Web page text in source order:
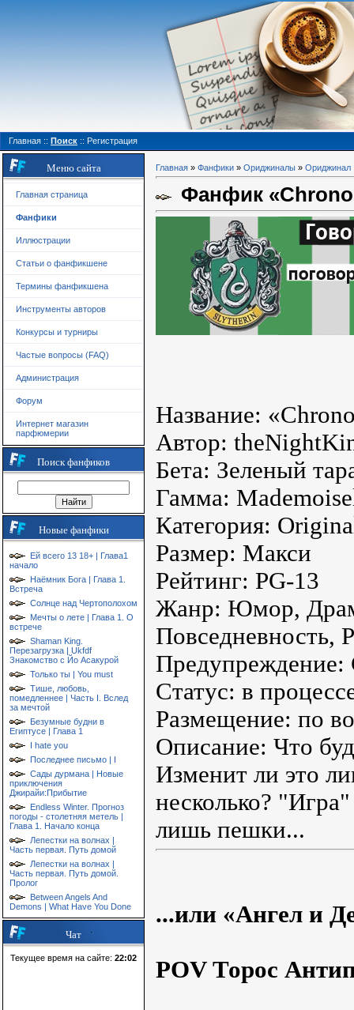
Главная :: Поиск :: Регистрация
Меню сайта
Главная страница
Фанфики
Иллюстрации
Статьи о фанфикшене
Термины фанфикшена
Инструменты авторов
Конкурсы и турниры
Частые вопросы (FAQ)
Администрация
Форум
Интернет магазин
парфюмерии
Поиск фанфиков
Новые фанфики
Ей всего 13 18+ | Глава1
начало
Наёмник Бога | Глава 1.
Встреча
Солнце над Чертополохом
Мечты о лете | Глава 1. О
встрече
Shaman King.
Перезагрузка | Ukfdf
Знакомство с Йо Асакурой
Только ты | You must
Тише, любовь,
помедленнее | Часть I. Вслед
за мечтой
Безумные будни в
Египтусе | Глава 1
I hate you
Последнее письмо | I
Сады дурмана | Новые
приключения
Джирайи:Прибытие
Endless Winter. Прогноз
погоды - столетняя метель |
Глава 1. Начало конца
Лепестки на волнах |
Часть первая. Путь домой
Лепестки на волнах |
Часть первая. Путь домой.
Пролог
Between Angels And
Demons | What Have You Done
Чат
Текущее время на сайте: 22:02
Главная » Фанфики » Ориджиналы » Ориджинал
Фанфик
Название:
Автор:
Бета: Зеленый
Гамма:
Категория:
Размер: Макси
Рейтинг: PG-13
Жанр: Юмор,
Повседневность,
Предупреждение:
Статус: в
Размещение: по
Описание: Что
Изменит ли это
несколько?
лишь пешки...
...или «Ангел и
POV Торос